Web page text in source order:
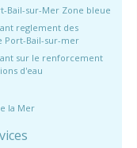
Bail-sur-Mer Zone bleue
reglement des
Port-Bail-sur-mer
sur le renforcement
d'eau
la Mer